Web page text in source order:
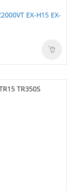
EX-H15 EX-